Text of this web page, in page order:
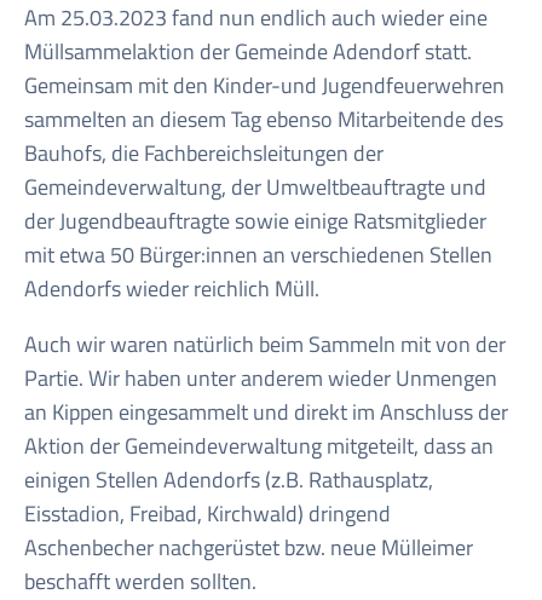
Am 25.03.2023 fand nun endlich auch wieder eine
Müllsammelaktion der Gemeinde Adendorf statt.
Gemeinsam mit den Kinder-und Jugendfeuerwehren
sammelten an diesem Tag ebenso Mitarbeitende des
Bauhofs, die Fachbereichsleitungen der
Gemeindeverwaltung, der Umweltbeauftragte und
der Jugendbeauftragte sowie einige Ratsmitglieder
mit etwa 50 Bürger:innen an verschiedenen Stellen
Adendorfs wieder reichlich Müll.
Auch wir waren natürlich beim Sammeln mit von der
Partie. Wir haben unter anderem wieder Unmengen
an Kippen eingesammelt und direkt im Anschluss der
Aktion der Gemeindeverwaltung mitgeteilt, dass an
einigen Stellen Adendorfs (z.B. Rathausplatz,
Eisstadion, Freibad, Kirchwald) dringend
Aschenbecher nachgerüstet bzw. neue Mülleimer
beschafft werden sollten.